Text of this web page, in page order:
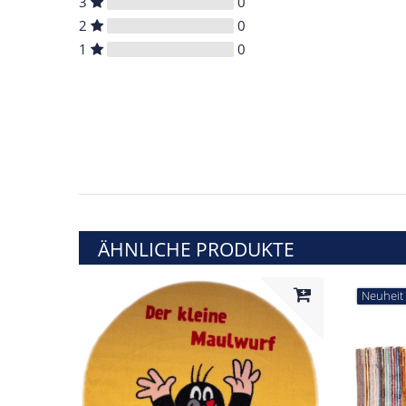
2
0
1
0
ÄHNLICHE PRODUKTE
Neuheit